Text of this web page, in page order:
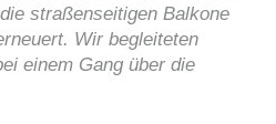
straßenseitigen Balkone
Wir begleiteten
einem Gang über die